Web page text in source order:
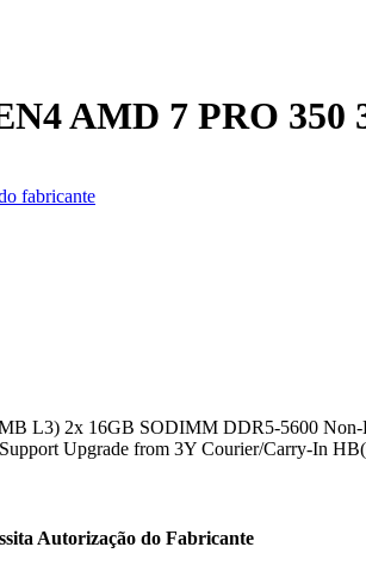
AMD 7 PRO
fabricante
L3) 2x 16GB SODIMM DDR5-5600
Upgrade from 3Y Courier/Carry-In
Autorização do Fabricante